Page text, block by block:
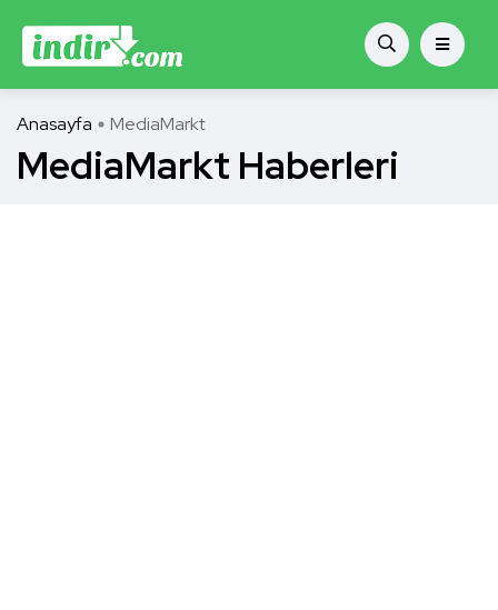
Anasayfa MediaMarkt
MediaMarkt Haberleri